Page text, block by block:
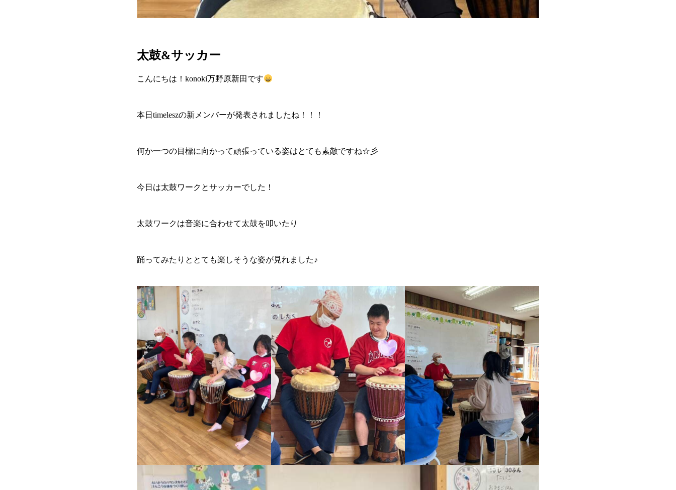
太鼓&サッカー
こんにちは！konoki万野原新田です
本日timeleszの新メンバーが発表されましたね！！！
何か一つの目標に向かって頑張っている姿はとても素敵ですね☆彡
今日は太鼓ワークとサッカーでした！
太鼓ワークは音楽に合わせて太鼓を叩いたり
踊ってみたりととても楽しそうな姿が見れました♪